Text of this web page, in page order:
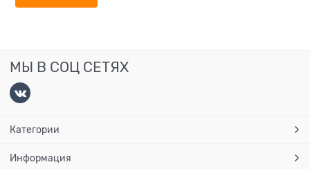
МЫ В СОЦ СЕТЯХ
Категории
Информация